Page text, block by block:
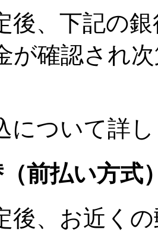
後、下記の
が確認され
について詳
前払い方式
後、お近く